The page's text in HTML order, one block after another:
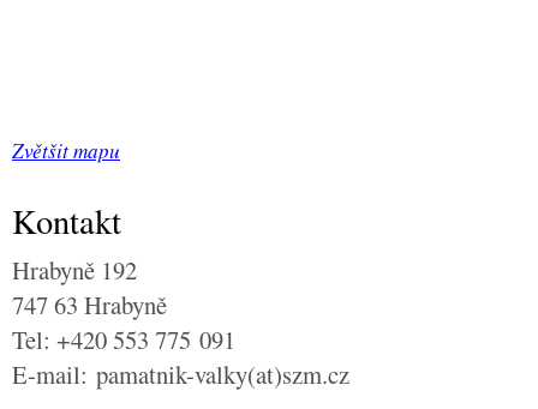
Zvětšit mapu
Kontakt
Hrabyně 192
747 63 Hrabyně
Tel: +420 553 775 091
E-mail: pamatnik-valky(at)szm.cz